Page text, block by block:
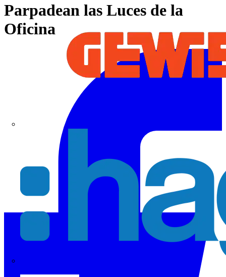
Parpadean las Luces de la
Oficina